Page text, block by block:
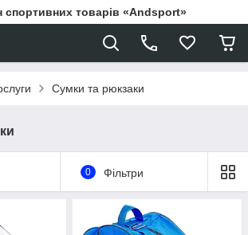
спортивних товарів «Andsport»
Сумки та рюкзаки
0 Фільтри